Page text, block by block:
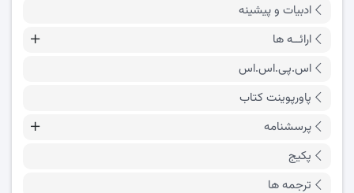
ادبیات و پیشینه
ارائــه ها
اس.پی.اس.اس
پاورپوینت کتاب
پرسشنامه
پکیج
ترجمه ها